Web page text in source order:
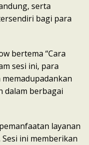
serta
bagi para
bertema “Cara
sesi ini, para
dalam berbagai
layanan
ini memberikan